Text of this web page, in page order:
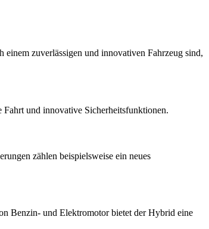
zuverlässigen und innovativen Fahrzeug sind,
und innovative Sicherheitsfunktionen.
zählen beispielsweise ein neues
Benzin- und Elektromotor bietet der Hybrid eine